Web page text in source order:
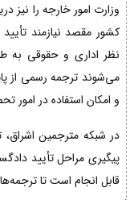
وزارت امور خارجه را نیز
کشور مقصد نیازمند
نظر اداری و حقوقی به
می‌شوند ترجمه رسمی از
و امکان استفاده در امور
در شبکه مترجمین
پیگیری مراحل تأیید
قابل انجام است تا